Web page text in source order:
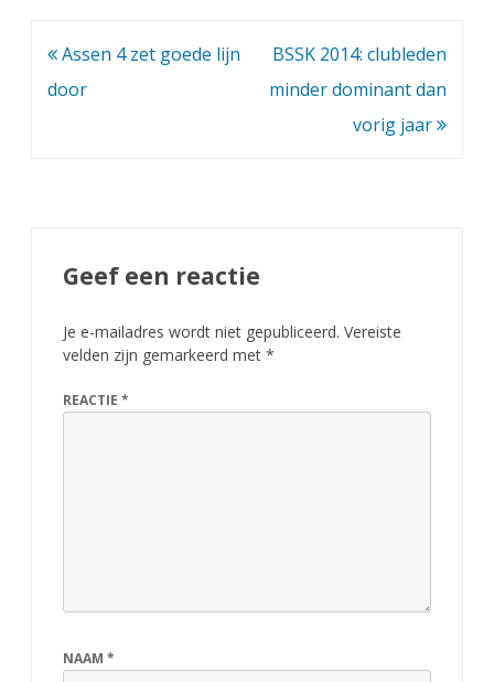
Bericht
navigatie
Assen 4 zet goede lijn
door
BSSK 2014: clubleden
minder dominant dan
vorig jaar
Geef een reactie
Je e-mailadres wordt niet gepubliceerd. Vereiste
velden zijn gemarkeerd met *
REACTIE *
NAAM *